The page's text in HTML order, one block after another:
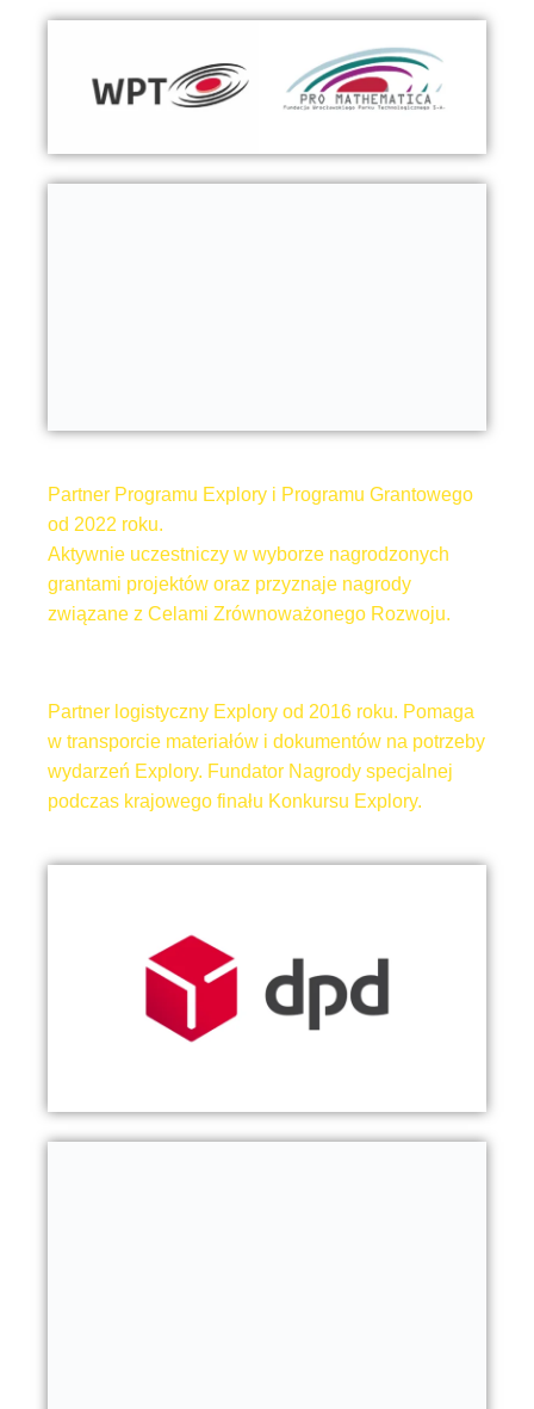
Partner Programu Explory i Programu Grantowego
od 2022 roku.
Aktywnie uczestniczy w wyborze nagrodzonych
grantami projektów oraz przyznaje nagrody
związane z Celami Zrównoważonego Rozwoju.
Partner logistyczny Explory od 2016 roku. Pomaga
w transporcie materiałów i dokumentów na potrzeby
wydarzeń Explory. Fundator Nagrody specjalnej
podczas krajowego finału Konkursu Explory.